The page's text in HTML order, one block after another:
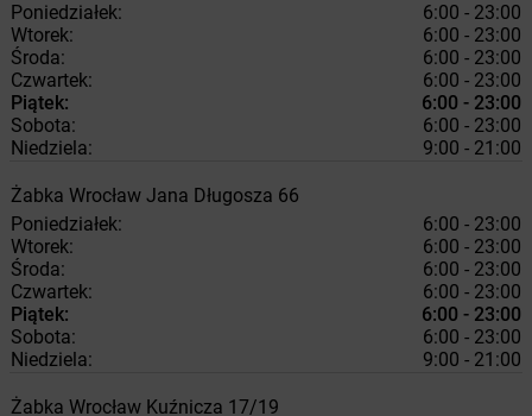
Poniedziałek:
6:00 - 23:00
Wtorek:
6:00 - 23:00
Środa:
6:00 - 23:00
Czwartek:
6:00 - 23:00
Piątek:
6:00 - 23:00
Sobota:
6:00 - 23:00
Niedziela:
9:00 - 21:00
Żabka Wrocław Jana Długosza 66
Poniedziałek:
6:00 - 23:00
Wtorek:
6:00 - 23:00
Środa:
6:00 - 23:00
Czwartek:
6:00 - 23:00
Piątek:
6:00 - 23:00
Sobota:
6:00 - 23:00
Niedziela:
9:00 - 21:00
Żabka Wrocław Kuźnicza 17/19